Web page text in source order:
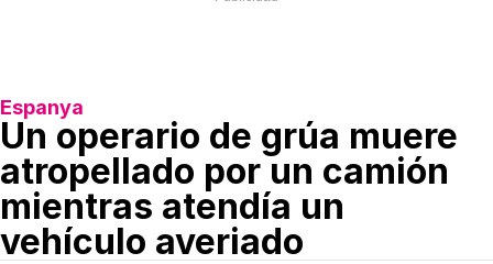
Espanya
Un operario de grúa muere
atropellado por un camión
mientras atendía un
vehículo averiado